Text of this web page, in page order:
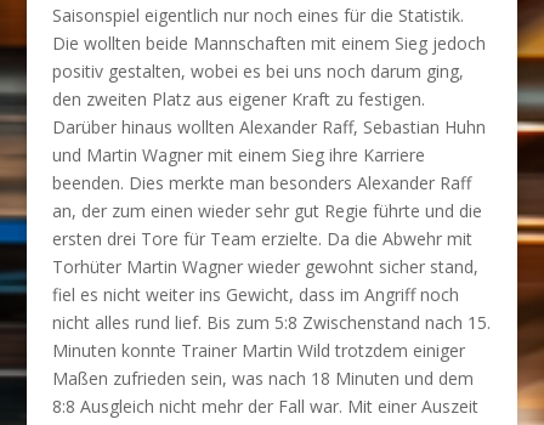
Saisonspiel eigentlich nur noch eines für die Statistik.
Die wollten beide Mannschaften mit einem Sieg jedoch
positiv gestalten, wobei es bei uns noch darum ging,
den zweiten Platz aus eigener Kraft zu festigen.
Darüber hinaus wollten Alexander Raff, Sebastian Huhn
und Martin Wagner mit einem Sieg ihre Karriere
beenden. Dies merkte man besonders Alexander Raff
an, der zum einen wieder sehr gut Regie führte und die
ersten drei Tore für Team erzielte. Da die Abwehr mit
Torhüter Martin Wagner wieder gewohnt sicher stand,
fiel es nicht weiter ins Gewicht, dass im Angriff noch
nicht alles rund lief. Bis zum 5:8 Zwischenstand nach 15.
Minuten konnte Trainer Martin Wild trotzdem einiger
Maßen zufrieden sein, was nach 18 Minuten und dem
8:8 Ausgleich nicht mehr der Fall war. Mit einer Auszeit